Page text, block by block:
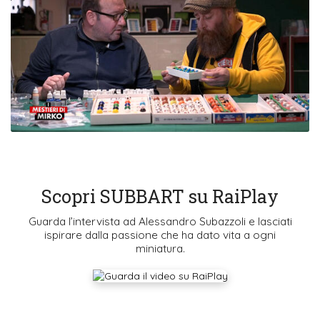
Scopri SUBBART su RaiPlay
Guarda l’intervista ad Alessandro Subazzoli e lasciati
ispirare dalla passione che ha dato vita a ogni
miniatura.